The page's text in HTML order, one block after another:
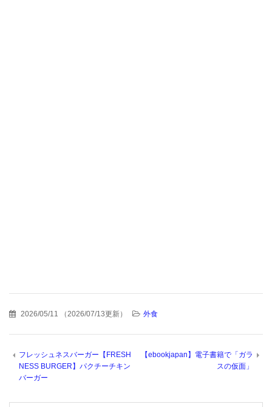
2026/05/11 （ 2026/07/13更新） 外食
フレッシュネスバーガー【FRESH
NESS BURGER】パクチーチキン
バーガー
【ebookjapan】電子書籍で「ガラ
スの仮面」